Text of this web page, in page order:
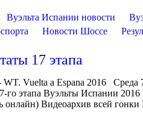
Вуэльта Испании новости
Новости Шоссе
17 этапа
Vuelta a Espana 2016 Среда
го этапа Вуэльты Испании
Видеоархив всей